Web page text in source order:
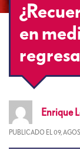
en
Enrique
PUBLICADO EL 09,